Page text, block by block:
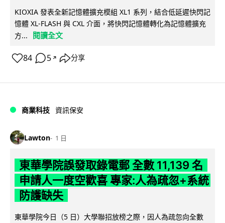
KIOXIA 發表全新記憶體擴充模組 XL1 系列，結合低延遲快閃記
憶體 XL-FLASH 與 CXL 介面，將快閃記憶體轉化為記憶體擴充
方...
閱讀全文
84 5 ↗ 分享
商業科技 資訊保安
Lawton 1 日
東華學院誤發取錄電郵 全數 11,139 名
申請人一度空歡喜 專家:人為疏忽+系統
防護缺失
東華學院今日（5 日）大學聯招放榜之際，因人為疏忽向全數